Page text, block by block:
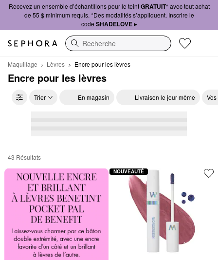
Recevez un ensemble d’échantillons pour le teintGRATUIT*avec tout achat
de 55 $ minimum requis. *Des modalités s’appliquent. Inscrire le
code SHADELOVE ▸
Recherche
Maquillage Lèvres Encre pour les lèvres
Encre pour les lèvres
Trier En magasin Livraison le jour même
Encre pour les lèvres
43 Résultats
NOUVEAUTÉ